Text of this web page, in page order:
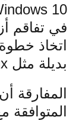
في تفاقم
اتخاذ
بديلة مثل Linux.
المفارقة